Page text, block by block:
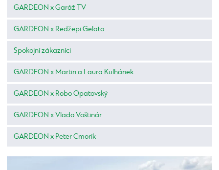
GARDEON x Garáž TV
GARDEON x Redžepi Gelato
Spokojní zákazníci
GARDEON x Martin a Laura Kulhánek
GARDEON x Robo Opatovský
GARDEON x Vlado Voštinár
GARDEON x Peter Cmorík